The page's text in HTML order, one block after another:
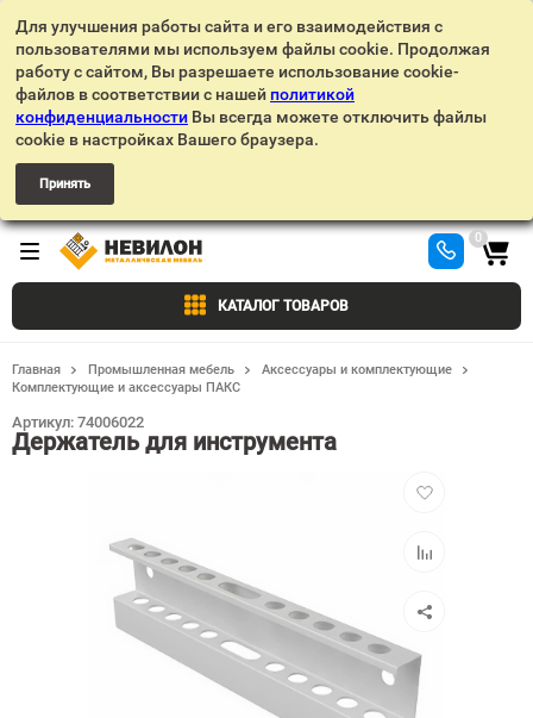
Для улучшения работы сайта и его взаимодействия с
пользователями мы используем файлы cookie. Продолжая
работу с сайтом, Вы разрешаете использование cookie-
файлов в соответствии с нашей политикой
конфиденциальности Вы всегда можете отключить файлы
cookie в настройках Вашего браузера.
Принять
КАТАЛОГ ТОВАРОВ
0
Главная Промышленная мебель
Аксессуары и комплектующие
Комплектующие и аксессуары ПАКС
Держатель для инструмента
Артикул: 74006022
Добавить
Добавить